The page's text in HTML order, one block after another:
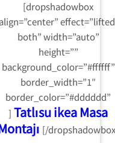
[dropshadowbox
align=”center”
both” width=”auto”
height=””
background_color=”#ffffff”
border_width=”1″
border_color=”#dddddd”
] Tatlısu ikea Masa
[/